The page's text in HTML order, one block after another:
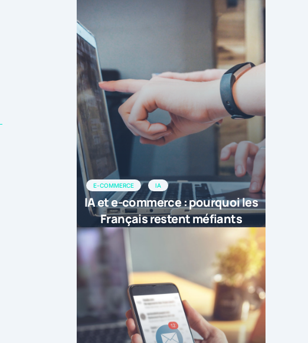
E-COMMERCE IA
IA et e-commerce : pourquoi les
Français restent méfiants